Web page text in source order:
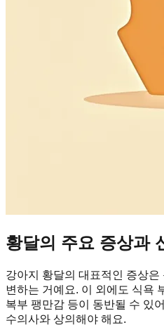
황달의 주요 증상과
강아지 황달의 대표적인 증상은
변하는 거예요. 이 외에도 식욕
복부 팽만감 등이 동반될 수 있
수의사와 상의해야 해요.